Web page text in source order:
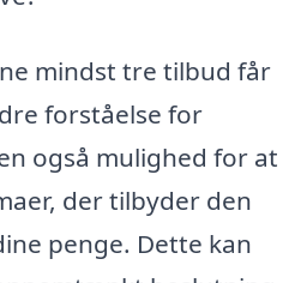
mindst tre tilbud får
forståelse for
også mulighed for at
der tilbyder den
penge. Dette kan